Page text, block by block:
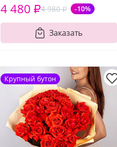
4 980 ₽ -10%
4 480 ₽
Заказать
Крупный бутон